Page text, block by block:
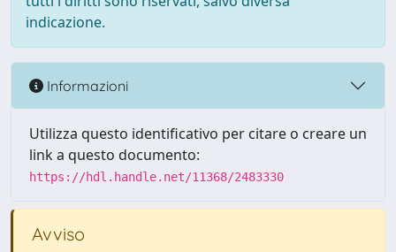
indicazione.
Informazioni
Utilizza questo identificativo per citare o creare un
link a questo documento:
https://hdl.handle.net/11368/2483330
Avviso